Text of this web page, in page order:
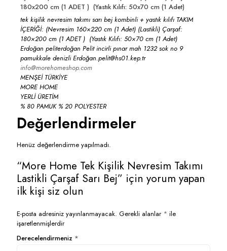
180x200 cm (1 ADET ) (Yastık Kılıfı: 50x70 cm (1 Adet)
tek kişilik nevresim takımı sarı bej kombinli + yastık kılıfı TAKIM
İÇERİĞİ: (Nevresim 160×220 cm (1 Adet) (Lastikli) Çarşaf:
180×200 cm (1 ADET ) (Yastık Kılıfı: 50×70 cm (1 Adet)
Erdoğan peliterdoğan Pelit incirli pınar mah 1232 sok no 9
pamukkale denizli Erdoğan.pelit@hs01.kep.tr
info@morehomeshop.com
MENŞEİ TÜRKİYE
MORE HOME
YERLİ ÜRETİM
% 80 PAMUK % 20 POLYESTER
Değerlendirmeler
Henüz değerlendirme yapılmadı.
“More Home Tek Kişilik Nevresim Takımı
Lastikli Çarşaf Sarı Bej” için yorum yapan
ilk kişi siz olun
E-posta adresiniz yayınlanmayacak. Gerekli alanlar * ile
işaretlenmişlerdir
Derecelendirmeniz *